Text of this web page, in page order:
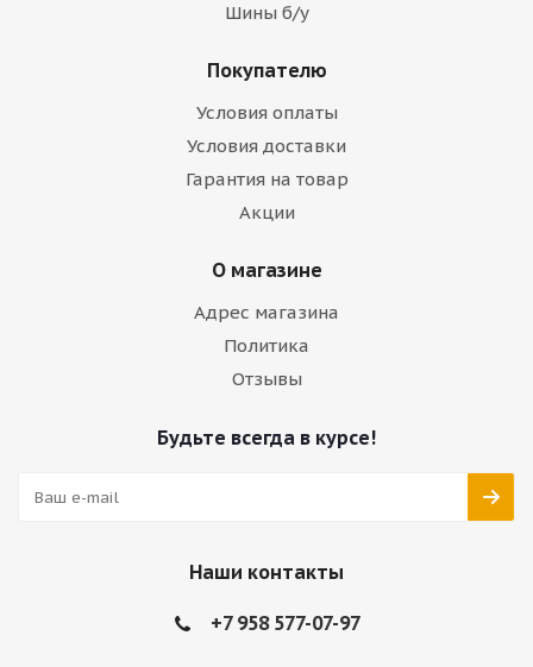
Шины б/у
Покупателю
Условия оплаты
Условия доставки
Гарантия на товар
Акции
О магазине
Адрес магазина
Политика
Отзывы
Будьте всегда в курсе!
Наши контакты
+7 958 577-07-97